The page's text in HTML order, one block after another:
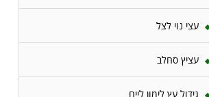
עצי נוי לצל
עציץ סחלב
גידול עץ לימון ליים